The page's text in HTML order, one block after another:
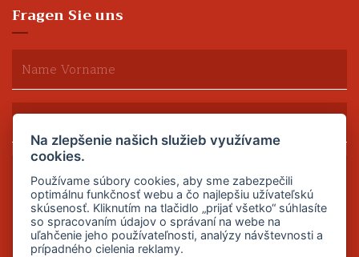
Fragen Sie uns
Na zlepšenie našich služieb využívame
cookies.
Používame súbory cookies, aby sme zabezpečili
optimálnu funkčnosť webu a čo najlepšiu užívateľskú
skúsenosť. Kliknutím na tlačidlo „prijať všetko“ súhlasíte
so spracovaním údajov o správaní na webe na
uľahčenie jeho používateľnosti, analýzy návštevnosti a
prípadného cielenia reklamy.